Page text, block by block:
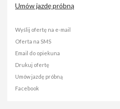
Umów jazdę próbną
Wyślij ofertę na e-mail
Oferta na SMS
Email do opiekuna
Drukuj ofertę
Umów jazdę próbną
Facebook